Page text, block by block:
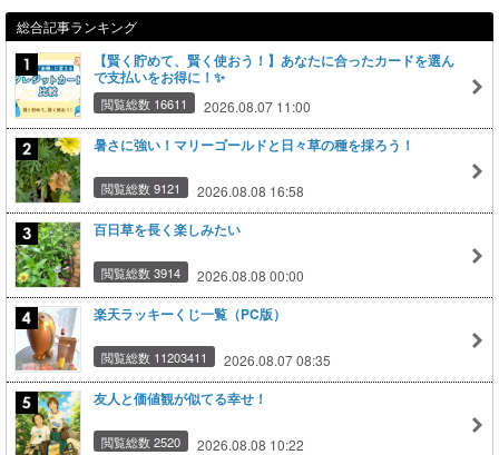
総合記事ランキング
【賢く貯めて、賢く使おう！】あなたに合ったカードを選ん
で支払いをお得に！✨
閲覧総数 16611 2026.08.07 11:00
暑さに強い！マリーゴールドと日々草の種を採ろう！
閲覧総数 9121 2026.08.08 16:58
百日草を長く楽しみたい
閲覧総数 3914 2026.08.08 00:00
楽天ラッキーくじ一覧（PC版）
閲覧総数 11203411 2026.08.07 08:35
友人と価値観が似てる幸せ！
閲覧総数 2520 2026.08.08 10:22